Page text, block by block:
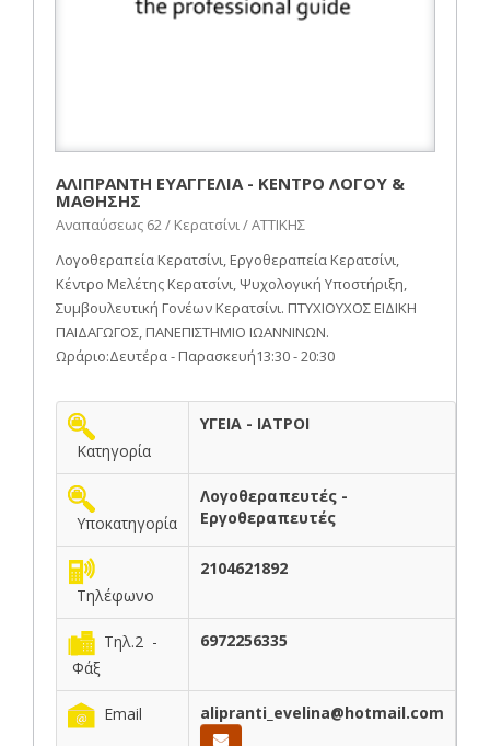
ΑΛΙΠΡΑΝΤΗ ΕΥΑΓΓΕΛΙΑ - ΚΕΝΤΡΟ ΛΟΓΟΥ &
ΜΑΘΗΣΗΣ
Αναπαύσεως 62 / Κερατσίνι / ΑΤΤΙΚΗΣ
Λογοθεραπεία Κερατσίνι, Εργοθεραπεία Κερατσίνι,
Κέντρο Μελέτης Κερατσίνι, Ψυχολογική Υποστήριξη,
Συμβουλευτική Γονέων Κερατσίνι. ΠΤΥΧΙΟΥΧΟΣ ΕΙΔΙΚΗ
ΠΑΙΔΑΓΩΓΟΣ, ΠΑΝΕΠΙΣΤΗΜΙΟ ΙΩΑΝΝΙΝΩΝ.
Ωράριο:Δευτέρα - Παρασκευή13:30 - 20:30
Κατηγορία
ΥΓΕΙΑ - ΙΑΤΡΟΙ
Υποκατηγορία
Λογοθεραπευτές -
Εργοθεραπευτές
Τηλέφωνο
2104621892
Τηλ.2 -
Φάξ
6972256335
Email alipranti_evelina@hotmail.com